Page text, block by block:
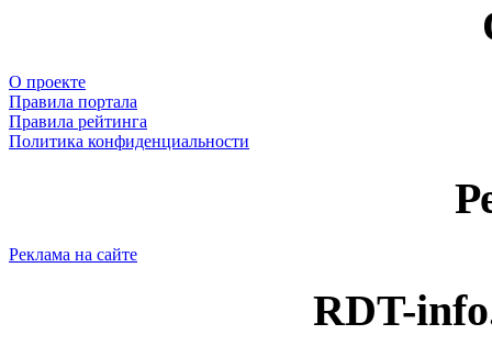
О проекте
Правила портала
Правила рейтинга
Политика конфиденциальности
Реклама на сайте
RDT-